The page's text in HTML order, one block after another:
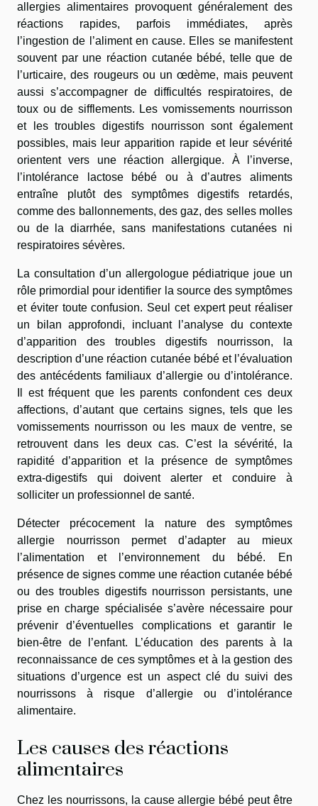
allergies alimentaires provoquent généralement des
réactions rapides, parfois immédiates, après
l’ingestion de l’aliment en cause. Elles se manifestent
souvent par une réaction cutanée bébé, telle que de
l’urticaire, des rougeurs ou un œdème, mais peuvent
aussi s’accompagner de difficultés respiratoires, de
toux ou de sifflements. Les vomissements nourrisson
et les troubles digestifs nourrisson sont également
possibles, mais leur apparition rapide et leur sévérité
orientent vers une réaction allergique. À l’inverse,
l’intolérance lactose bébé ou à d’autres aliments
entraîne plutôt des symptômes digestifs retardés,
comme des ballonnements, des gaz, des selles molles
ou de la diarrhée, sans manifestations cutanées ni
respiratoires sévères.
La consultation d’un allergologue pédiatrique joue un
rôle primordial pour identifier la source des symptômes
et éviter toute confusion. Seul cet expert peut réaliser
un bilan approfondi, incluant l’analyse du contexte
d’apparition des troubles digestifs nourrisson, la
description d’une réaction cutanée bébé et l’évaluation
des antécédents familiaux d’allergie ou d’intolérance.
Il est fréquent que les parents confondent ces deux
affections, d’autant que certains signes, tels que les
vomissements nourrisson ou les maux de ventre, se
retrouvent dans les deux cas. C’est la sévérité, la
rapidité d’apparition et la présence de symptômes
extra-digestifs qui doivent alerter et conduire à
solliciter un professionnel de santé.
Détecter précocement la nature des symptômes
allergie nourrisson permet d’adapter au mieux
l’alimentation et l’environnement du bébé. En
présence de signes comme une réaction cutanée bébé
ou des troubles digestifs nourrisson persistants, une
prise en charge spécialisée s’avère nécessaire pour
prévenir d’éventuelles complications et garantir le
bien-être de l’enfant. L’éducation des parents à la
reconnaissance de ces symptômes et à la gestion des
situations d’urgence est un aspect clé du suivi des
nourrissons à risque d’allergie ou d’intolérance
alimentaire.
Les causes des réactions
alimentaires
Chez les nourrissons, la cause allergie bébé peut être